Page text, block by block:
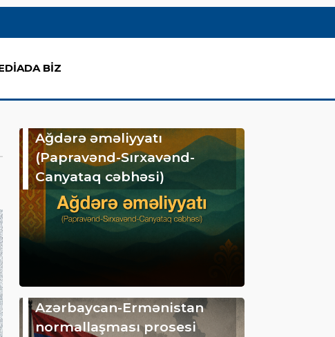
BİZ
Ağdərə əməliyyatı
(Papravənd-Sırxavənd-
Canyataq cəbhəsi)
Azərbaycan-Ermənistan
normallaşması prosesi